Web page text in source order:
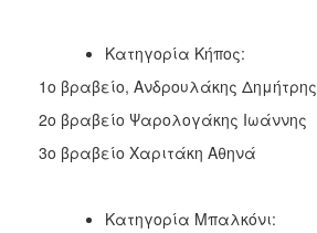
Κατηγορία Κήπος:
1ο βραβείο, Ανδρουλάκης Δημήτρης
2ο βραβείο Ψαρολογάκης Ιωάννης
3ο βραβείο Χαριτάκη Αθηνά
Κατηγορία Μπαλκόνι: